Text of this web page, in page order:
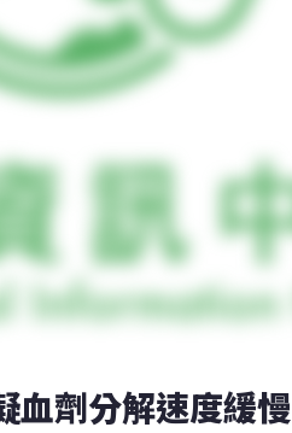
血劑分解速度緩慢